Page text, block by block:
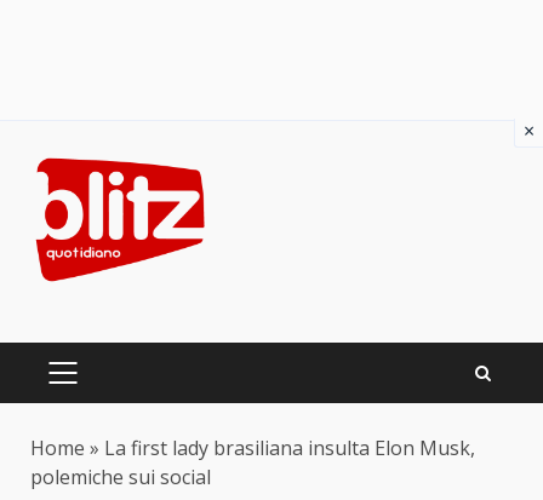
content
PRIMARY
Home » La first lady brasiliana insulta Elon Musk,
polemiche sui social
×